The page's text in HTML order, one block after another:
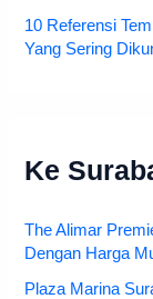
10 Referensi
Yang Sering
Ke
The Alimar
Dengan Harga
Plaza Marina